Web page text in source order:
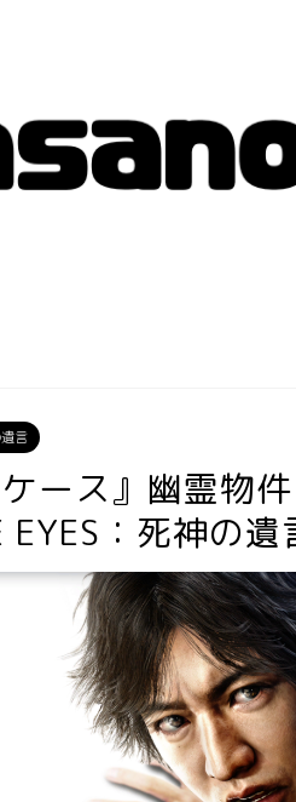
言
ケース』幽霊物
EYES：死神の遺